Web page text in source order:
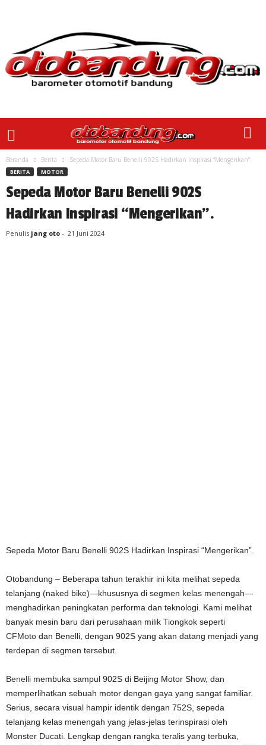
Beranda Berita Sepeda Motor Baru Benelli 902S Hadirkan Inspirasi “Mengerikan”.
BERITA MOTOR
Sepeda Motor Baru Benelli 902S
Hadirkan Inspirasi “Mengerikan”.
Penulis jang oto - 21 Juni 2024
Sepeda Motor Baru Benelli 902S Hadirkan Inspirasi “Mengerikan”.
Otobandung – Beberapa tahun terakhir ini kita melihat sepeda
telanjang (naked bike)—khususnya di segmen kelas menengah—
menghadirkan peningkatan performa dan teknologi. Kami melihat
banyak mesin baru dari perusahaan milik Tiongkok seperti
CFMoto dan Benelli, dengan 902S yang akan datang menjadi yang
terdepan di segmen tersebut.
Benelli membuka sampul 902S di Beijing Motor Show, dan
memperlihatkan sebuah motor dengan gaya yang sangat familiar.
Serius, secara visual hampir identik dengan 752S, sepeda
telanjang kelas menengah yang jelas-jelas terinspirasi oleh
Monster Ducati. Lengkap dengan rangka teralis yang terbuka,